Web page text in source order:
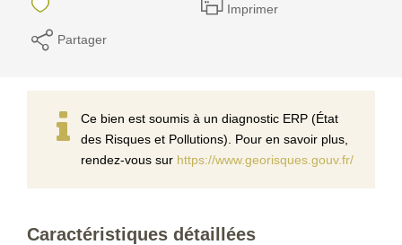
Imprimer
Partager
Ce bien est soumis à un diagnostic ERP (État
des Risques et Pollutions). Pour en savoir plus,
rendez-vous sur https://www.georisques.gouv.fr/
Caractéristiques détaillées